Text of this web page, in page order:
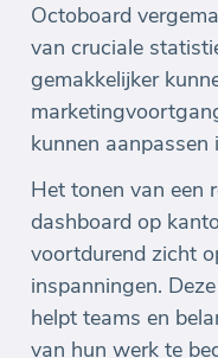
Octoboard
van cruciale
gemakkelijker
kunnen aanpassen
Het tonen van een
dashboard op
voortdurend zicht
inspanningen.
helpt teams en
van hun werk te